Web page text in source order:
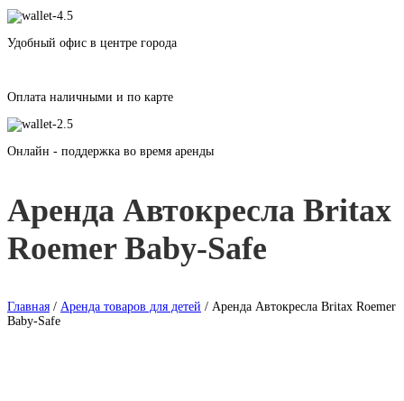
Удобный офис в центре города
Оплата наличными и по карте
Онлайн - поддержка во время аренды
Аренда Автокресла Britax
Roemer Baby-Safe
Главная / Аренда товаров для детей / Аренда Автокресла Britax Roemer
Baby-Safe